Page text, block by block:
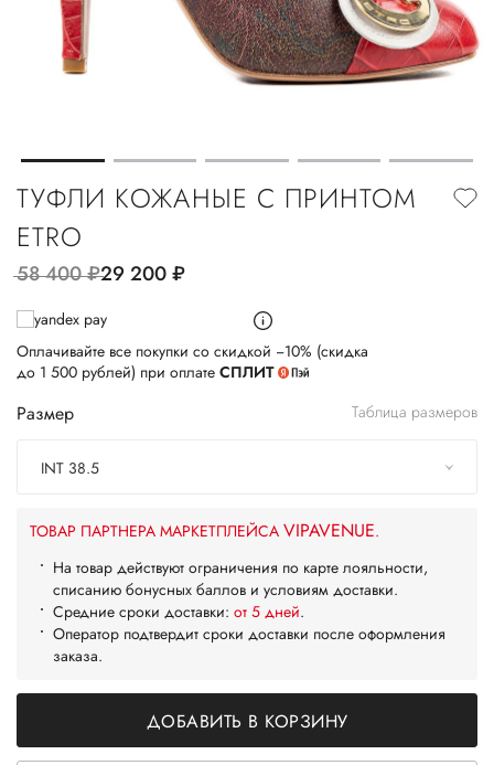
ТУФЛИ КОЖАНЫЕ С ПРИНТОМ
ETRO
58 400руб.29 200руб.
Оплачивайте все покупки со скидкой −10% (скидка
до 1 500 рублей) при оплате СПЛИТ
Размер Таблица размеров
INT 38.5
ТОВАР ПАРТНЕРА МАРКЕТПЛЕЙСА VIPAVENUE.
На товар действуют ограничения по карте лояльности,
списанию бонусных баллов и условиям доставки.
Средние сроки доставки: от 5 дней.
Оператор подтвердит сроки доставки после оформления
заказа.
ДОБАВИТЬ В КОРЗИНУ